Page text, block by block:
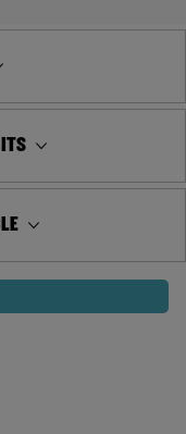
Capron – France Inter